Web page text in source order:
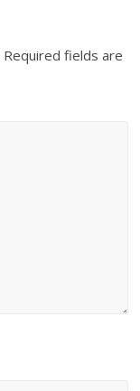
Required fields are